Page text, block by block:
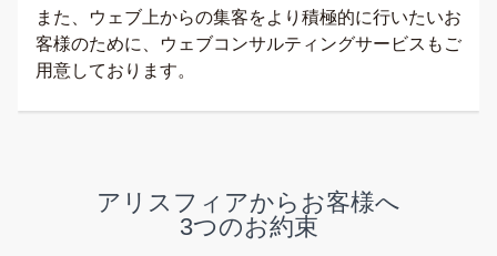
また、ウェブ上からの集客をより積極的に行いたいお
客様のために、ウェブコンサルティングサービスもご
用意しております。
アリスフィアからお客様へ
3つのお約束